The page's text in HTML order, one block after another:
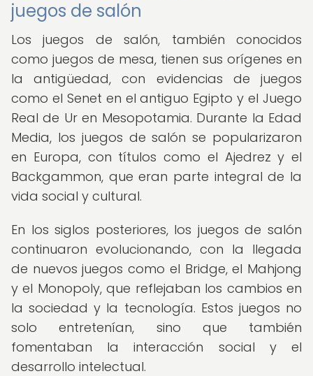
juegos de salón
Los juegos de salón, también conocidos
como juegos de mesa, tienen sus orígenes en
la antigüedad, con evidencias de juegos
como el Senet en el antiguo Egipto y el Juego
Real de Ur en Mesopotamia. Durante la Edad
Media, los juegos de salón se popularizaron
en Europa, con títulos como el Ajedrez y el
Backgammon, que eran parte integral de la
vida social y cultural.
En los siglos posteriores, los juegos de salón
continuaron evolucionando, con la llegada
de nuevos juegos como el Bridge, el Mahjong
y el Monopoly, que reflejaban los cambios en
la sociedad y la tecnología. Estos juegos no
solo entretenían, sino que también
fomentaban la interacción social y el
desarrollo intelectual.